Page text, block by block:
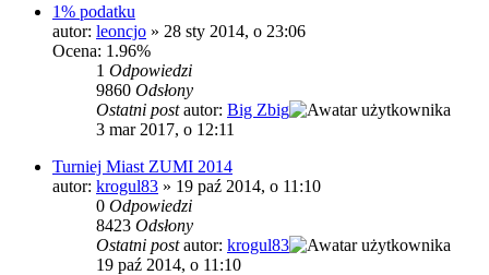
1% podatku
autor: leoncjo » 28 sty 2014, o 23:06
Ocena: 1.96%
1 Odpowiedzi
9860 Odsłony
Ostatni postautor: Big Zbig
3 mar 2017, o 12:11
Turniej Miast ZUMI 2014
autor: krogul83 » 19 paź 2014, o 11:10
0 Odpowiedzi
8423 Odsłony
Ostatni postautor: krogul83
19 paź 2014, o 11:10